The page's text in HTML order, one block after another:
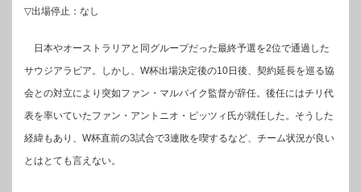
▽出場停止：なし
日本やオーストラリアと同グループだった最終予選を2位で通過した
サウジアラビア。しかし、W杯出場決定後の10日後、契約延長を巡る協
会との対立により突如ファン・マルバイク監督が辞任。後任にはチリ代
表を率いていたファン・アントニオ・ピッツィ氏が就任した。そうした
経緯もあり、W杯直前の3試合で3連敗を喫するなど、チーム状況が良い
とはとても言えない。